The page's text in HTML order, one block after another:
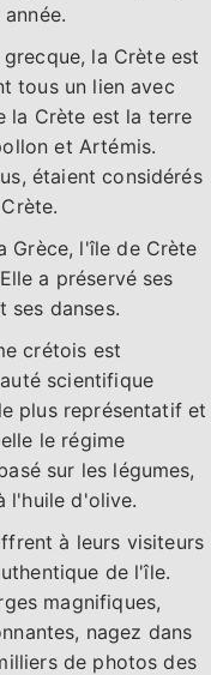
la Crète est
tous un lien avec
la Crète est la terre
et Artémis.
étaient considérés
Grèce, l'île de Crète
a préservé ses
ses danses.
crétois est
scientifique
plus représentatif et
le régime
sur les légumes,
l'huile d'olive.
à leurs visiteurs
de l'île.
magnifiques,
nagez dans
de photos des